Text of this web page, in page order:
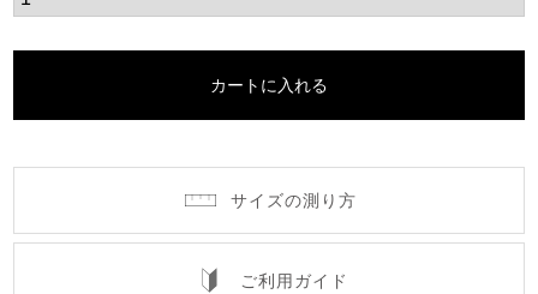
カートに入れる
サイズの測り方
ご利用ガイド